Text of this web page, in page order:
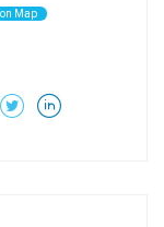
Map